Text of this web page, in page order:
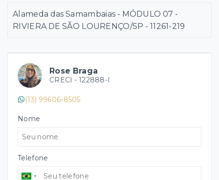
Rose Braga
CRECI - 122888-I
(13) 99606-8505
Nome
Telefone
Alameda das Samambaias - MÓDULO 07 -
RIVIERA DE SÃO LOURENÇO/SP - 11261-219